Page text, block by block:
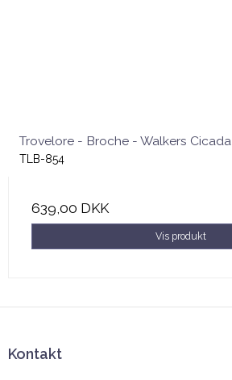
Trovelore - Broche - Walkers Cicada
TLB-854
639,00 DKK
Vis produkt
Kontakt